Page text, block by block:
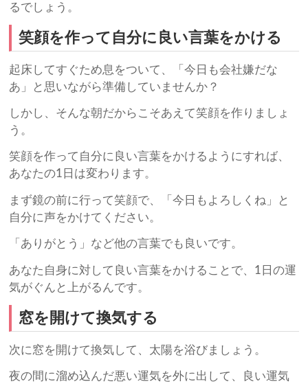
るでしょう。
笑顔を作って自分に良い言葉をかける
起床してすぐため息をついて、「今日も会社嫌だな
あ」と思いながら準備していませんか？
しかし、そんな朝だからこそあえて笑顔を作りましょ
う。
笑顔を作って自分に良い言葉をかけるようにすれば、
あなたの1日は変わります。
まず鏡の前に行って笑顔で、「今日もよろしくね」と
自分に声をかけてください。
「ありがとう」など他の言葉でも良いです。
あなた自身に対して良い言葉をかけることで、1日の運
気がぐんと上がるんです。
窓を開けて換気する
次に窓を開けて換気して、太陽を浴びましょう。
夜の間に溜め込んだ悪い運気を外に出して、良い運気